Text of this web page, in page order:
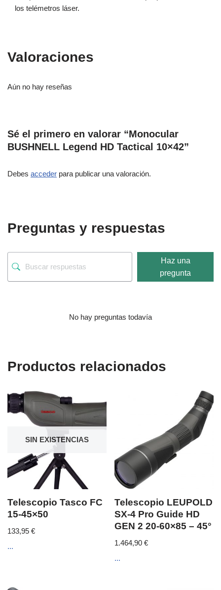
los telémetros láser.
Valoraciones
Aún no hay reseñas
Sé el primero en valorar “Monocular
BUSHNELL Legend HD Tactical 10×42”
Debes acceder para publicar una valoración.
Preguntas y respuestas
Haz una
pregunta
No hay preguntas todavía
Productos relacionados
SIN EXISTENCIAS
Telescopio Tasco FC
15-45×50
133,95 €
...
Telescopio LEUPOLD
SX-4 Pro Guide HD
GEN 2 20-60×85 – 45°
1.464,90€
...